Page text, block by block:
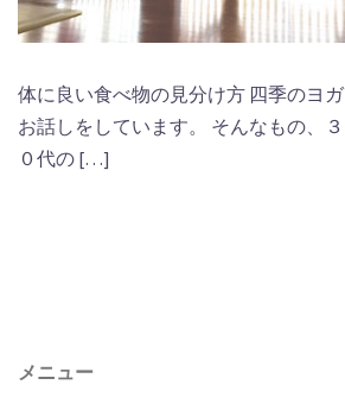
体に良い食べ物の見分け方 四季のヨ
お話しをしています。 そんなもの、
０代の […]
メニュー